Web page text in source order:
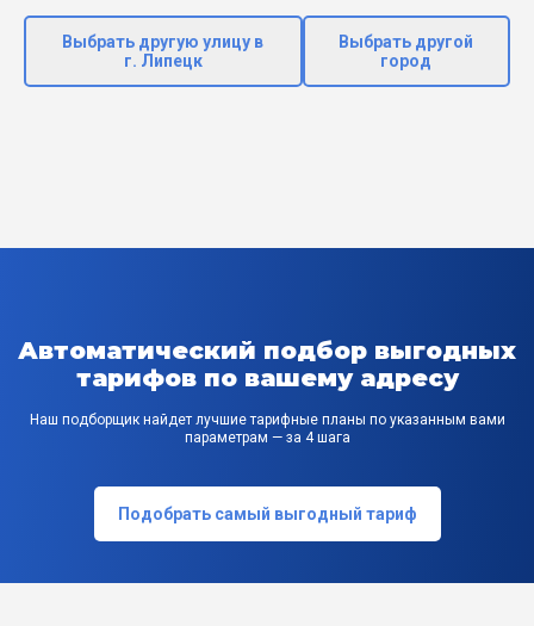
Выбрать другую улицу в
г. Липецк
Выбрать другой
город
Автоматический подбор выгодных
тарифов по вашему адресу
Наш подборщик найдет лучшие тарифные планы по указанным вами
параметрам — за 4 шага
Подобрать самый выгодный тариф